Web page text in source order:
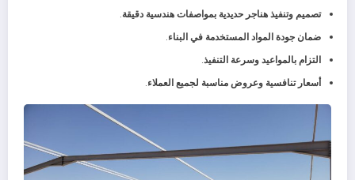
تصميم وتنفيذ هناجر حديدية بمواصفات هندسية دقيقة.
ضمان جودة المواد المستخدمة في البناء.
التزام بالمواعيد وسرعة التنفيذ.
أسعار تنافسية وعروض مناسبة لجميع العملاء.